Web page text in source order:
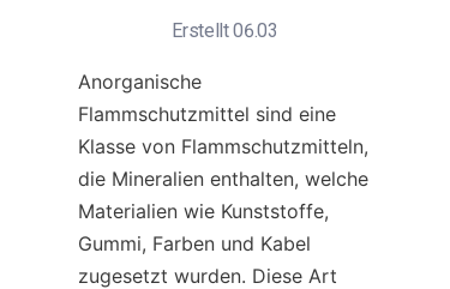
Erstellt 06.03
Anorganische
Flammschutzmittel sind eine
Klasse von Flammschutzmitteln,
die Mineralien enthalten, welche
Materialien wie Kunststoffe,
Gummi, Farben und Kabel
zugesetzt wurden. Diese Art